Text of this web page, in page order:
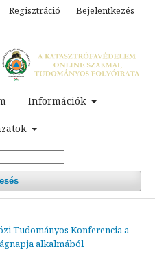
Információk
Regisztráció Bejelentkezés
Tudományos Konferencia a
alkalmából